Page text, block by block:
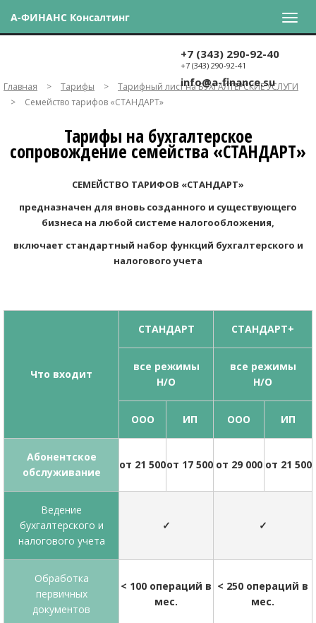
А-ФИНАНС Консалтинг
+7 (343) 290-92-40
+7 (343) 290-92-41
info@a-finance.su
Главная > Тарифы >
Тарифный лист на БУХГАЛТЕРСКИЕ УСЛУГИ
>
Семейство тарифов «СТАНДАРТ»
Тарифы на бухгалтерское
сопровождение семейства «СТАНДАРТ»
СЕМЕЙСТВО ТАРИФОВ «СТАНДАРТ»
предназначен для вновь созданного и существующего
бизнеса на любой системе налогообложения,
включает стандартный набор функций бухгалтерского и
налогового учета
Что входит
СТАНДАРТ СТАНДАРТ+
все режимы
Н/О
все режимы
Н/О
ООО ИП ООО ИП
Абонентское
обслуживание
от 21 500от 17 500 от 29 000 от 21 500
Ведение
бухгалтерского и
налогового учета
✓ ✓
Обработка
первичных
документов
< 100 операций в
мес.
< 250 операций в
мес.